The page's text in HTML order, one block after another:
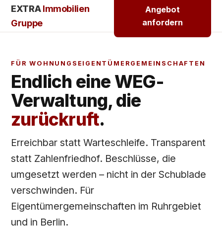
EXTRAImmobilien
Gruppe
Angebot
anfordern
FÜR WOHNUNGSEIGENTÜMERGEMEINSCHAFTEN
Endlich eine WEG-
Verwaltung, die
zurückruft.
Erreichbar statt Warteschleife. Transparent
statt Zahlenfriedhof. Beschlüsse, die
umgesetzt werden – nicht in der Schublade
verschwinden. Für
Eigentümergemeinschaften im Ruhrgebiet
und in Berlin.